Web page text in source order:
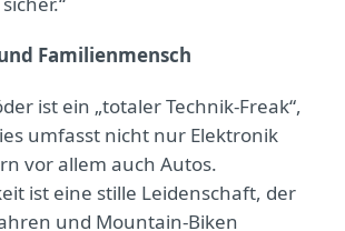
Familienmensch
ist ein „totaler Technik-Freak“,
umfasst nicht nur Elektronik
vor allem auch Autos.
ist eine stille Leidenschaft, der
und Mountain-Biken